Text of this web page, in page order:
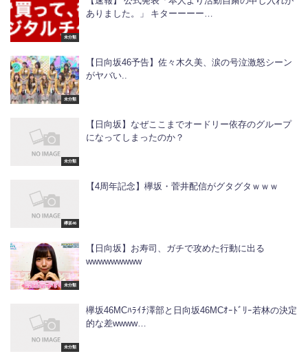
未分類
ありました。」 キターーーー…
未分類
【日向坂46予告】佐々木久美、涙の号泣激怒シーン
がヤバい..
未分類
【日向坂】なぜここまでオードリー依存のグループ
になってしまったのか？
欅坂46
【4周年記念】欅坂・菅井配信がグタグタｗｗｗ
未分類
【日向坂】お寿司、ガチで攻めた行動に出る
wwwwwwwww
未分類
欅坂46MCﾊﾗｲﾁ澤部と日向坂46MCｵｰﾄﾞﾘｰ若林の決定
的な差wwww…